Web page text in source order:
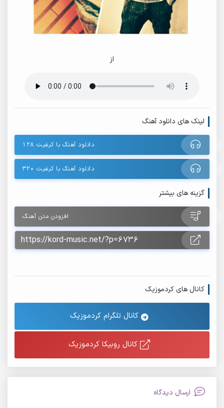
از
لینک های دانلود آهنگ
دانلود آهنگ با کیفیت ۱۲۸
دانلود آهنگ با کیفیت ۳۲۰
گزینه های بیشتر
افزودن متن آهنگ
کانال های کردموزیک
کانال تلگرام کردموزیک
کانال روبیکا کردموزیک
ارسال دیدگاه